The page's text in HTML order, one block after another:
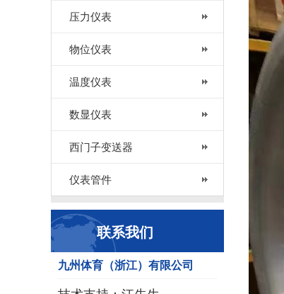
压力仪表
物位仪表
温度仪表
数显仪表
西门子变送器
仪表管件
联系我们
九州体育（浙江）有限公司